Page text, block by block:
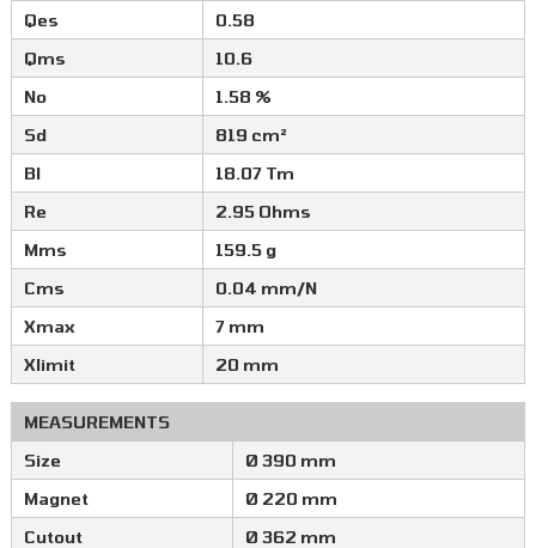
Qes
0.58
Qms
10.6
No
1.58 %
Sd
819 cm²
Bl
18.07 Tm
Re
2.95 Ohms
Mms
159.5 g
Cms
0.04 mm/N
Xmax
7 mm
Xlimit
20 mm
MEASUREMENTS
Size
Ø 390 mm
Magnet
Ø 220 mm
Cutout
Ø 362 mm